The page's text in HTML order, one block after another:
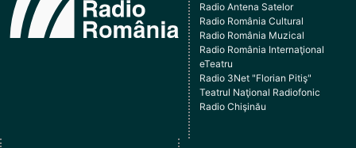
Radio Antena Satelor
Radio România Cultural
Radio România Muzical
Radio România Internaţional
eTeatru
Radio 3Net "Florian Pitiş"
Teatrul Naţional Radiofonic
Radio Chişinău